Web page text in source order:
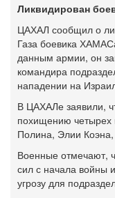
Ликвидирован
ЦАХАЛ сообщил о
Газа боевика
данным армии, он
командира
нападении на
В ЦАХАЛе заявили,
похищению четырех
Полина, Элии
Военные отмечают,
сил с начала войны
угрозу для